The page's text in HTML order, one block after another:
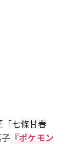
「七條甘春
『ポケモン